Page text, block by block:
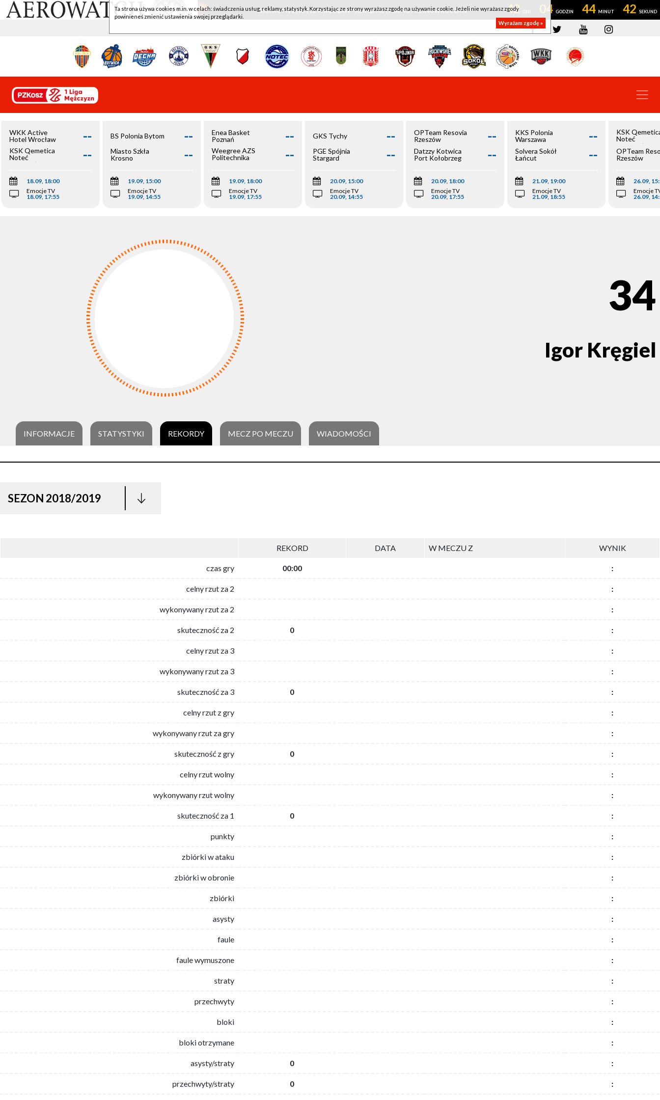
WKK ACTIVE HOTEL WROCŁAW - KSK QEMETICA NOTEĆ INOWROCŁAW 42 04 44 42
WKK Active
Hotel Wrocław
--
KSK Qemetica
Noteć
Inowrocław
--
18.09, 18:00
Emocje TV
18.09, 17:55
BS Polonia Bytom --
Miasto Szkła
Krosno
--
19.09, 15:00
Emocje TV
19.09, 14:55
Enea Basket
Poznań
--
Weegree AZS
Politechnika
--
19.09, 18:00
Emocje TV
19.09, 17:55
GKS Tychy --
PGE Spójnia
Stargard
--
20.09, 15:00
Emocje TV
20.09, 14:55
OPTeam Resovia
Rzeszów
--
Datzzy Kotwica
Port Kołobrzeg
--
20.09, 18:00
Emocje TV
20.09, 17:55
KKS Polonia
Warszawa
--
Solvera Sokół
Łańcut
--
21.09, 19:00
Emocje TV
21.09, 18:55
KSK
Noteć
Inowrocław
OPTeam
Rzeszów
26.09,
Emocje
26.09,
34
Igor Kręgiel
INFORMACJE STATYSTYKI REKORDY MECZ PO MECZU WIADOMOŚCI
SEZON 2018/2019
REKORD DATA W MECZU Z WYNIK
czas gry 00:00 :
celny rzut za 2 :
wykonywany rzut za 2 :
skuteczność za 2 0 :
celny rzut za 3 :
wykonywany rzut za 3 :
skuteczność za 3 0 :
celny rzut z gry :
wykonywany rzut za gry :
skuteczność z gry 0 :
celny rzut wolny :
wykonywany rzut wolny :
skuteczność za 1 0 :
punkty :
zbiórki w ataku :
zbiórki w obronie :
zbiórki :
asysty :
faule :
faule wymuszone :
straty :
przechwyty :
bloki :
bloki otrzymane :
asysty/straty 0 :
przechwyty/straty 0 :
Ta strona używa cookies m.in. w celach: świadczenia usług, reklamy, statystyk. Korzystając ze strony wyrażasz zgodę na używanie cookie. Jeżeli nie wyrażasz zgody
powinieneś zmienić ustawienia swojej przeglądarki.
Wyrażam zgodę »